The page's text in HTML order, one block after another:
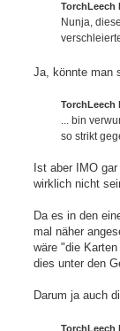
TorchLeech
Nunja,
Ja, könnte man
TorchLeech
... bin
so strikt
Ist aber IMO
wirklich nicht
Da es in den
mal näher
wäre "die
dies unter den
Darum ja auch
TorchLeech